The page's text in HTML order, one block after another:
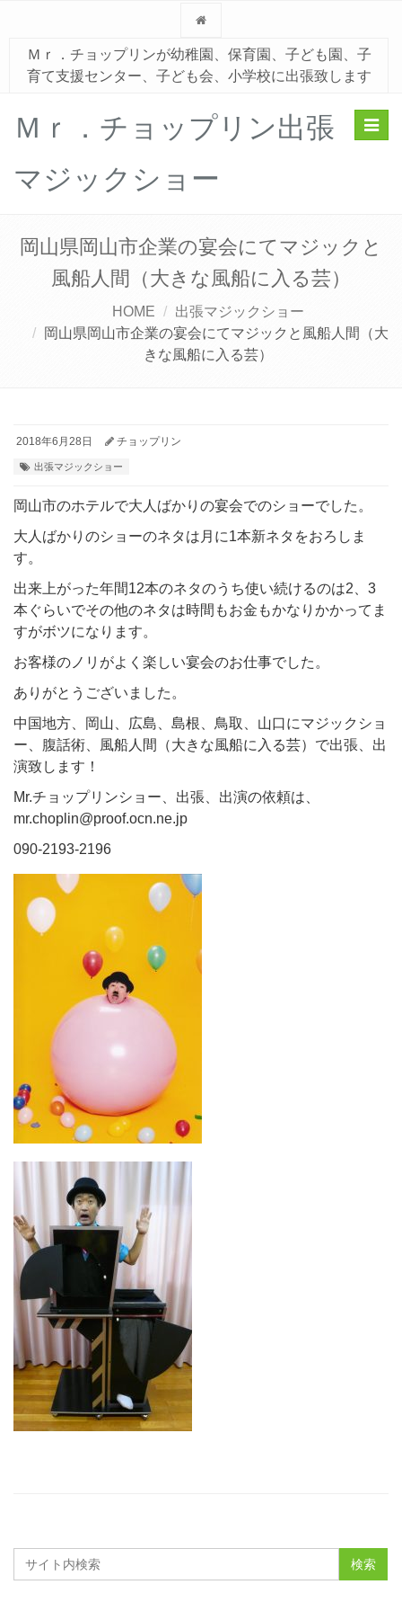
Ｍｒ．チョップリンが幼稚園、保育園、子ども園、子
育て支援センター、子ども会、小学校に出張致します
Ｍｒ．チョップリン出張
マジックショー
岡山県岡山市企業の宴会にてマジックと
風船人間（大きな風船に入る芸）
HOME
出張マジックショー
岡山県岡山市企業の宴会にてマジックと風船人間（大
きな風船に入る芸）
2018年6月28日 チョップリン
出張マジックショー
岡山市のホテルで大人ばかりの宴会でのショーでした。
大人ばかりのショーのネタは月に1本新ネタをおろしま
す。
出来上がった年間12本のネタのうち使い続けるのは2、3
本ぐらいでその他のネタは時間もお金もかなりかかってま
すがボツになります。
お客様のノリがよく楽しい宴会のお仕事でした。
ありがとうございました。
中国地方、岡山、広島、島根、鳥取、山口にマジックショ
ー、腹話術、風船人間（大きな風船に入る芸）で出張、出
演致します！
Mr.チョップリンショー、出張、出演の依頼は、
mr.choplin@proof.ocn.ne.jp
090-2193-2196